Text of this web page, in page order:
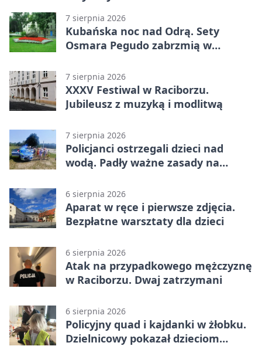
7 sierpnia 2026
Kubańska noc nad Odrą. Sety
Osmara Pegudo zabrzmią w
7 sierpnia 2026
XXXV Festiwal w Raciborzu.
Jubileusz z muzyką i modlitwą
7 sierpnia 2026
Policjanci ostrzegali dzieci nad
wodą. Padły ważne zasady na
6 sierpnia 2026
Aparat w ręce i pierwsze zdjęcia.
Bezpłatne warsztaty dla dzieci
6 sierpnia 2026
Atak na przypadkowego mężczyznę
w Raciborzu. Dwaj zatrzymani
6 sierpnia 2026
Policyjny quad i kajdanki w żłobku.
Dzielnicowy pokazał dzieciom